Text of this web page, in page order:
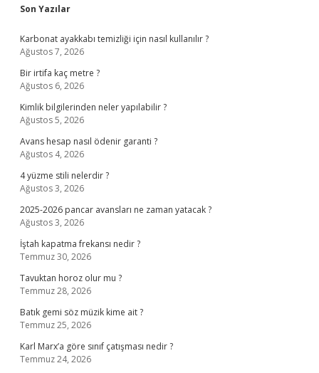
Sidebar
Son Yazılar
Karbonat ayakkabı temizliği için nasıl kullanılır ?
Ağustos 7, 2026
Bir irtifa kaç metre ?
Ağustos 6, 2026
Kimlik bilgilerinden neler yapılabilir ?
Ağustos 5, 2026
Avans hesap nasıl ödenir garanti ?
Ağustos 4, 2026
4 yüzme stili nelerdir ?
Ağustos 3, 2026
2025-2026 pancar avansları ne zaman yatacak ?
Ağustos 3, 2026
İştah kapatma frekansı nedir ?
Temmuz 30, 2026
Tavuktan horoz olur mu ?
Temmuz 28, 2026
Batık gemi söz müzik kime ait ?
Temmuz 25, 2026
Karl Marx’a göre sınıf çatışması nedir ?
Temmuz 24, 2026